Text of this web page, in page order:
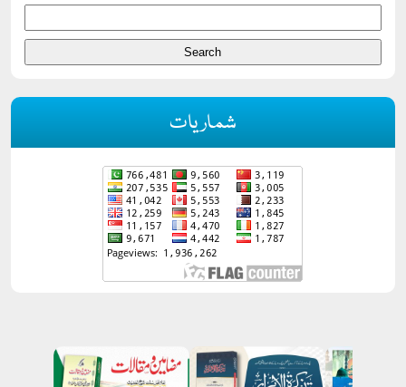
شماریات